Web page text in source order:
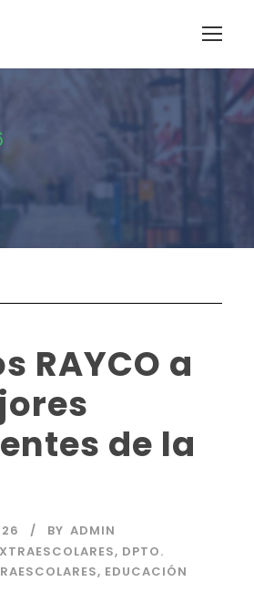
RAYCO a
de la
BY ADMIN
, DPTO.
, EDUCACIÓN